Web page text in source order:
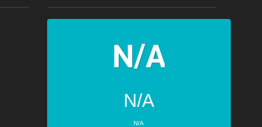
N/A
N/A